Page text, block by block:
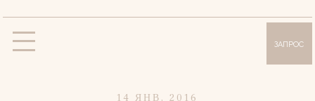
ЗАПРОС
14 ЯНВ, 2016